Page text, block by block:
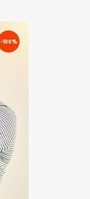
-100%